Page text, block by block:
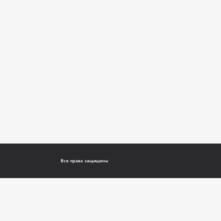
Все права защищены